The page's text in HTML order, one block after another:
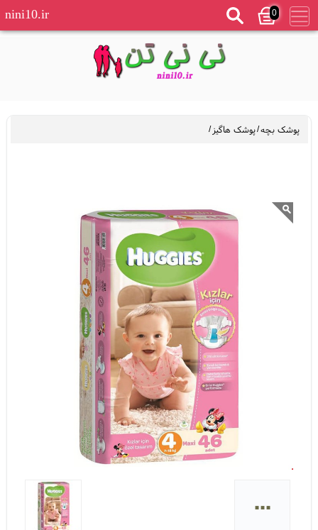
0
nini10.ir
پوشک بچه/پوشک هاگیز /
...